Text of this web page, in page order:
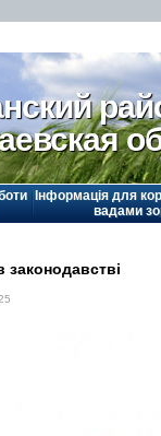
Інформація для
вадами
законодавстві